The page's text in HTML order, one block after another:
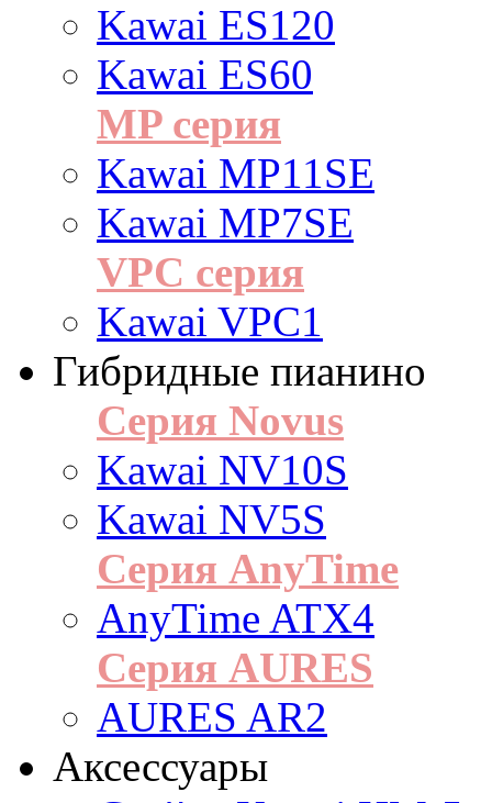
Kawai ES120
Kawai ES60
MP серия
Kawai MP11SE
Kawai MP7SE
VPC серия
Kawai VPC1
Гибридные пианино
Серия Novus
Kawai NV10S
Kawai NV5S
Серия AnyTime
AnyTime ATX4
Серия AURES
AURES AR2
Аксессуары